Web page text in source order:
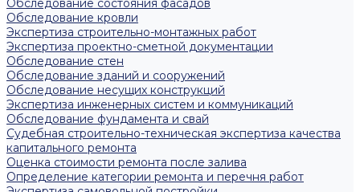
Обследование состояния фасадов
Обследование кровли
Экспертиза строительно-монтажных работ
Экспертиза проектно-сметной документации
Обследование стен
Обследование зданий и сооружений
Обследование несущих конструкций
Экспертиза инженерных систем и коммуникаций
Обследование фундамента и свай
Судебная строительно-техническая экспертиза качества
капитального ремонта
Оценка стоимости ремонта после залива
Определение категории ремонта и перечня работ